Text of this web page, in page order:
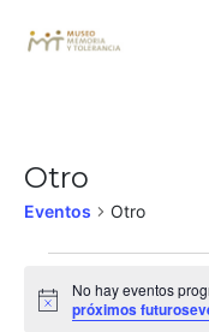
Otro
Eventos Otro
Notice
No hay eventos
próximos